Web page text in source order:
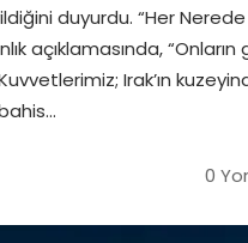
duyurdu. “Her Nerede
açıklamasında,
Irak’ın
0